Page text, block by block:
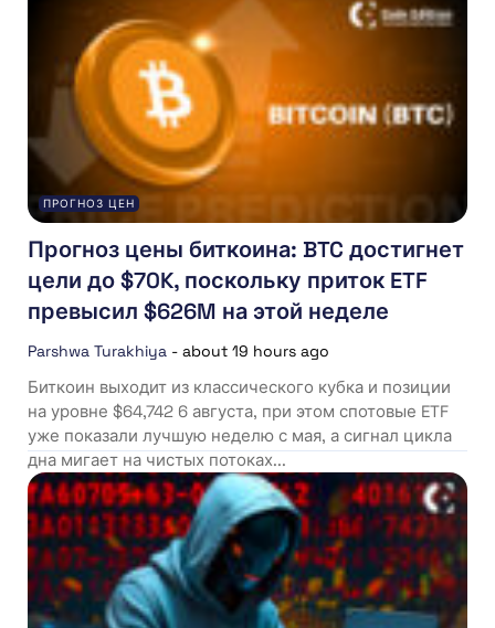
ПРОГНОЗ ЦЕН
Прогноз цены биткоина: BTC достигнет
цели до $70K, поскольку приток ETF
превысил $626M на этой неделе
Parshwa Turakhiya - about 19 hours ago
Биткоин выходит из классического кубка и позиции
на уровне $64,742 6 августа, при этом спотовые ETF
уже показали лучшую неделю с мая, а сигнал цикла
дна мигает на чистых потоках...